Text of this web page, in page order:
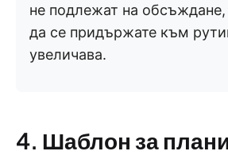
не подлежат на обсъждане,
да се придържате към
увеличава.
4. Шаблон за